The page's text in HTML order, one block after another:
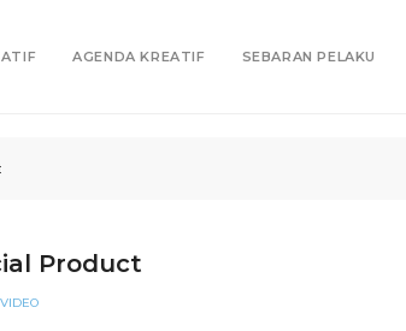
AGENDA KREATIF SEBARAN PELAKU
Product